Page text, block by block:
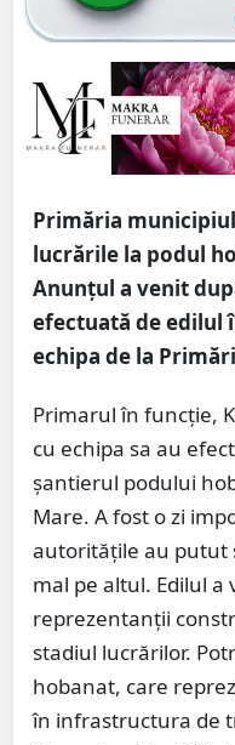
Primăria
lucrările la podul
Anunțul a venit
efectuată de edilul
echipa de la
Primarul în funcție,
cu echipa sa au
șantierul podului
Mare. A fost o zi
autoritățile au putut
mal pe altul. Edilul a
reprezentanții
stadiul lucrărilor.
hobanat, care
în infrastructura de